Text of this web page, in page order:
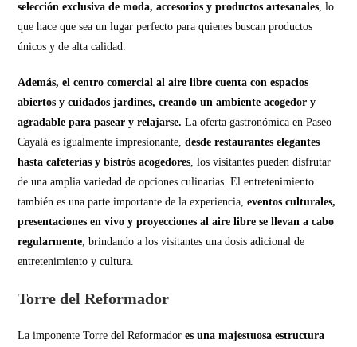
selección exclusiva de moda, accesorios y productos artesanales, lo
que hace que sea un lugar perfecto para quienes buscan productos
únicos y de alta calidad.
Además, el centro comercial al aire libre cuenta con espacios
abiertos y cuidados jardines, creando un ambiente acogedor y
agradable para pasear y relajarse. La oferta gastronómica en Paseo
Cayalá es igualmente impresionante,desde restaurantes elegantes
hasta cafeterías y bistrós acogedores, los visitantes pueden disfrutar
de una amplia variedad de opciones culinarias. El entretenimiento
también es una parte importante de la experiencia, eventos culturales,
presentaciones en vivo y proyecciones al aire libre se llevan a cabo
regularmente, brindando a los visitantes una dosis adicional de
entretenimiento y cultura.
Torre del Reformador
La imponente Torre del Reformadores una majestuosa estructura